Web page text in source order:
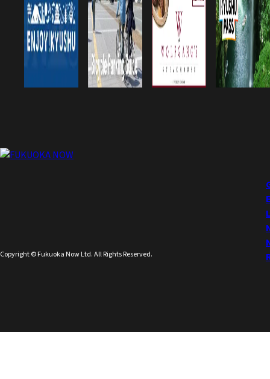
Copyright © Fukuoka Now Ltd. All Rights Reserved.